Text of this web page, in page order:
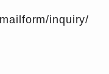
inquiry/